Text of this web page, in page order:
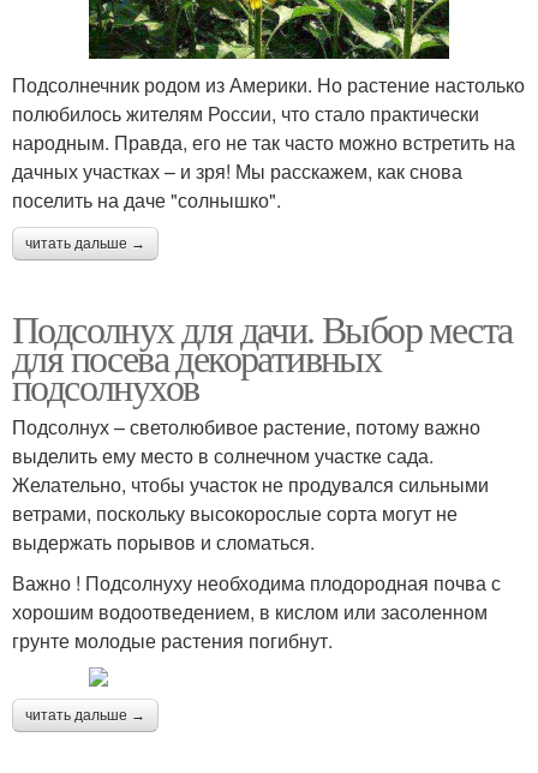
Подсолнечник родом из Америки. Но растение настолько
полюбилось жителям России, что стало практически
народным. Правда, его не так часто можно встретить на
дачных участках – и зря! Мы расскажем, как снова
поселить на даче "солнышко".
читать дальше →
Подсолнух для дачи. Выбор места
для посева декоративных
подсолнухов
Подсолнух – светолюбивое растение, потому важно
выделить ему место в солнечном участке сада.
Желательно, чтобы участок не продувался сильными
ветрами, поскольку высокорослые сорта могут не
выдержать порывов и сломаться.
Важно ! Подсолнуху необходима плодородная почва с
хорошим водоотведением, в кислом или засоленном
грунте молодые растения погибнут.
читать дальше →